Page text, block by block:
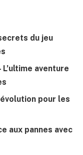
du jeu
aventure
pour les
aux pannes avec